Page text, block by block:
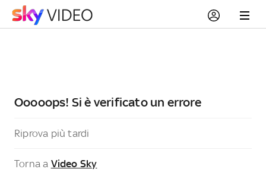
Ooooops! Si è verificato un errore
Riprova più tardi
Torna a Video Sky